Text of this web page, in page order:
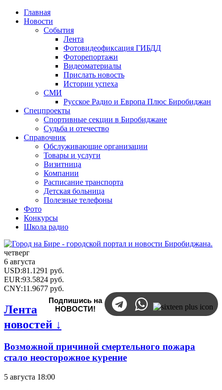
Главная
Новости
События
Лента
Фотовидеофиксация ГИБДД
Фоторепортажи
Видеоматериалы
Прислать новость
Истории успеха
СМИ
Русское Радио и Европа Плюс Биробиджан
Спецпроекты
Спортивные секции в Биробиджане
Судьба и отечество
Справочник
Обслуживающие организации
Товары и услуги
Визитница
Компании
Расписание транспорта
Детская больница
Полезные телефоны
Фото
Конкурсы
Школа радио
четверг
6 августа
USD:81.1291 руб.
EUR:93.5824 руб.
CNY:11.9677 руб.
Подпишись на
НОВОСТИ!
Лента
новостей ↓
Возможной причиной смертельного пожара
стало неосторожное курение
5 августа 18:00